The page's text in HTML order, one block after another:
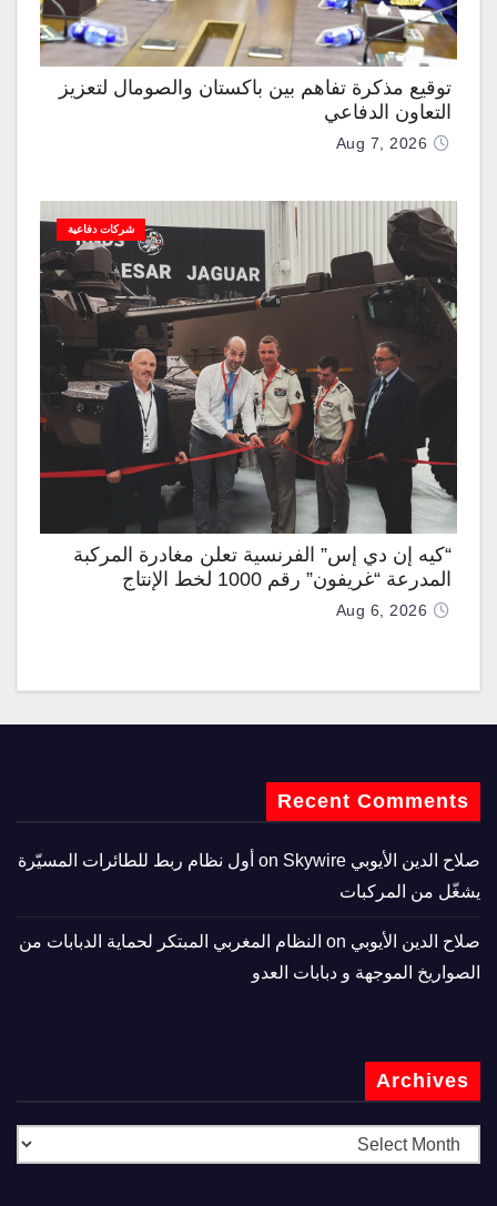
توقيع مذكرة تفاهم بين باكستان والصومال لتعزيز
التعاون الدفاعي
Aug 7, 2026
شركات دفاعية
“كيه إن دي إس” الفرنسية تعلن مغادرة المركبة
المدرعة “غريفون” رقم 1000 لخط الإنتاج
Aug 6, 2026
Recent Comments
صلاح الدين الأيوبي
Skywire أول نظام ربط للطائرات المسيّرة
يشغّل من المركبات
صلاح الدين الأيوبي
النظام المغربي المبتكر لحماية الدبابات من
الصواريخ الموجهة و دبابات العدو
Archives